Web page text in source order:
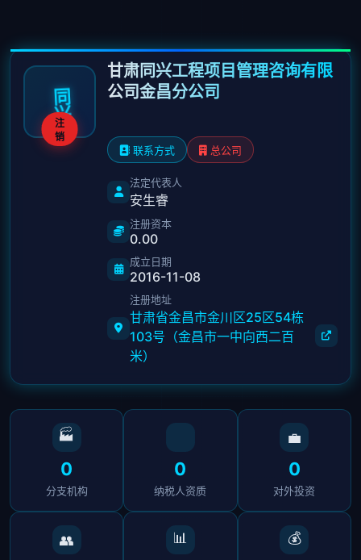
同
兴
注
销
甘肃同兴工程项目管理咨询有限
公司金昌分公司
联系方式 总公司
法定代表人
安生睿
注册资本
0.00
成立日期
2016-11-08
注册地址
甘肃省金昌市金川区25区54栋
103号（金昌市一中向西二百
米）
🏭
0
分支机构
0
纳税人资质
💼
0
对外投资
👥 📊 💰